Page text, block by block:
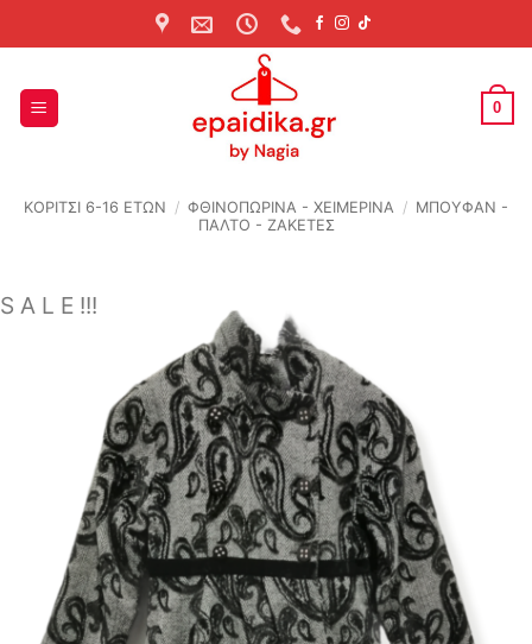
to
0
ΚΟΡΙΤΣΙ 6-16 ΕΤΩΝ / ΦΘΙΝΟΠΩΡΙΝΆ - ΧΕΙΜΕΡΙΝΆ / ΜΠΟΥΦΑΝ -
ΠΑΛΤΟ - ΖΑΚΕΤΕΣ
S A L E !!!